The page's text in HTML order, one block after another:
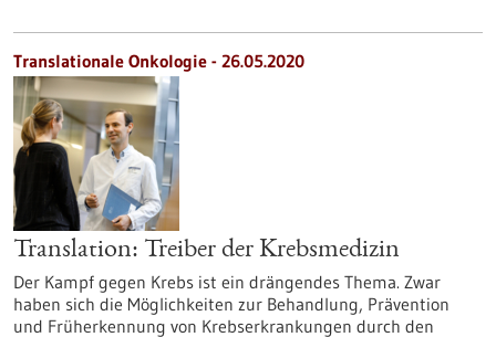
Translationale Onkologie - 26.05.2020
Translation: Treiber der Krebsmedizin
Der Kampf gegen Krebs ist ein drängendes Thema. Zwar
haben sich die Möglichkeiten zur Behandlung, Prävention
und Früherkennung von Krebserkrankungen durch den